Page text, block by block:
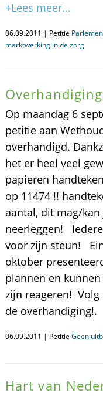
+Lees meer...
06.09.2011 | Petitie
marktwerking in de zorg
Overhandiging
Op maandag 6
petitie aan
overhandigd.
het er heel veel
papieren
op 11474 !!
aantal, dit mag/
neerleggen!
voor zijn steun!
oktober
plannen en
zijn reageren! Volg
de overhandiging!.
06.09.2011 | Petitie Geen
Hart van